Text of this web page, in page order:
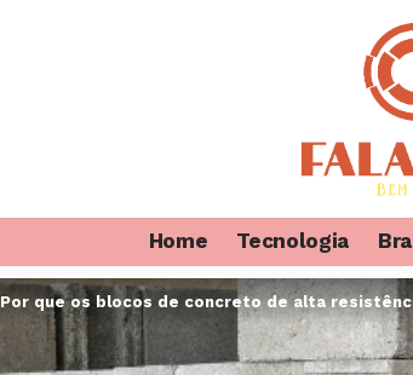
Home Tecnologia
Por que os blocos de concreto de alta